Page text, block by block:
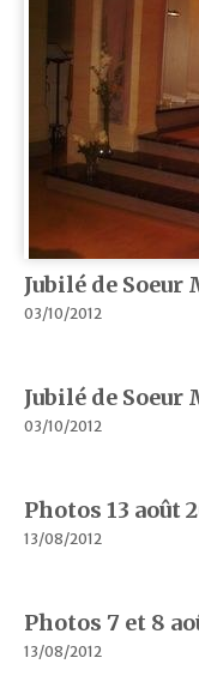
Jubilé de
03/10/2012
Jubilé de
03/10/2012
Photos 13 août
13/08/2012
Photos 7 et 8
13/08/2012